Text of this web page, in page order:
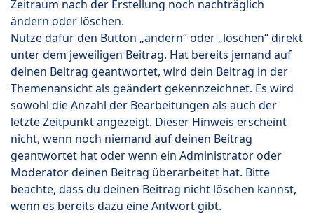
Zeitraum nach der Erstellung noch nachträglich
ändern oder löschen.
Nutze dafür den Button „ändern“ oder „löschen“ direkt
unter dem jeweiligen Beitrag. Hat bereits jemand auf
deinen Beitrag geantwortet, wird dein Beitrag in der
Themenansicht als geändert gekennzeichnet. Es wird
sowohl die Anzahl der Bearbeitungen als auch der
letzte Zeitpunkt angezeigt. Dieser Hinweis erscheint
nicht, wenn noch niemand auf deinen Beitrag
geantwortet hat oder wenn ein Administrator oder
Moderator deinen Beitrag überarbeitet hat. Bitte
beachte, dass du deinen Beitrag nicht löschen kannst,
wenn es bereits dazu eine Antwort gibt.